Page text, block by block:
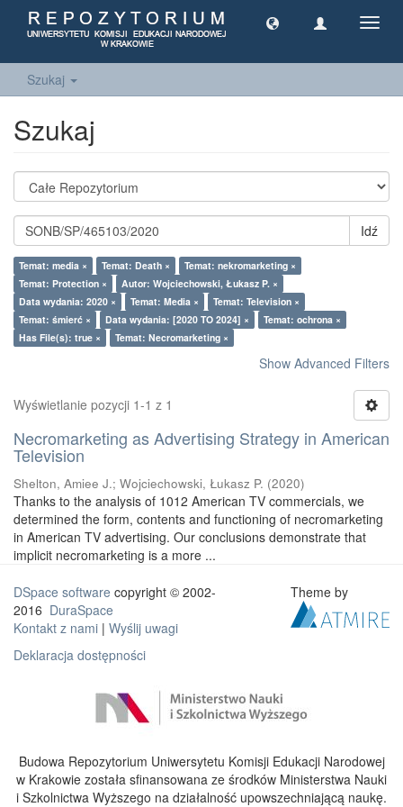
Szukaj
Szukaj
Idź
Temat: media × Temat: Death ×
Temat: nekromarketing ×
Temat: Protection ×
Autor: Wojciechowski, Łukasz P. ×
Data wydania: 2020 ×
Temat: Media ×
Temat: Television ×
Temat: śmierć ×
Data wydania: [2020 TO 2024] ×
Temat: ochrona ×
Has File(s): true ×
Temat: Necromarketing ×
Show Advanced Filters
Wyświetlanie pozycji 1-1 z 1
Necromarketing as Advertising Strategy in American
Television
Shelton, Amiee J.; Wojciechowski, Łukasz P. (2020)
Thanks to the analysis of 1012 American TV commercials, we
determined the form, contents and functioning of necromarketing
in American TV advertising. Our conclusions demonstrate that
implicit necromarketing is a more ...
DSpace software copyright © 2002-
2016 DuraSpace
Kontakt z nami | Wyślij uwagi
Deklaracja dostępności
Theme by
Budowa Repozytorium Uniwersytetu Komisji Edukacji Narodowej
w Krakowie została sfinansowana ze środków Ministerstwa Nauki
i Szkolnictwa Wyższego na działalność upowszechniającą naukę.